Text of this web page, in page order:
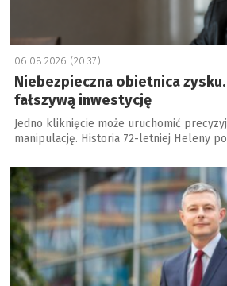
06.08.2026 (20:37)
Niebezpieczna obietnica
fałszywą inwestycję
Jedno kliknięcie może uruchomić
manipulację. Historia 72-letniej Heleny
a